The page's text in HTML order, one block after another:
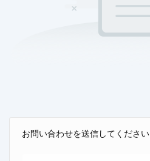
お問い合わせを送信してください